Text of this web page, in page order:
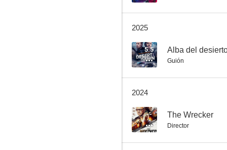
2025
5.5 Alba del
Guión
2024
-- The Wrecker
Director